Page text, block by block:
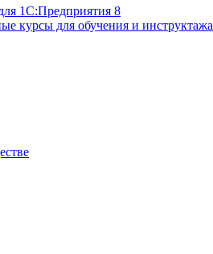
1С:Предприятия 8
курсы для обучения и инструктажа